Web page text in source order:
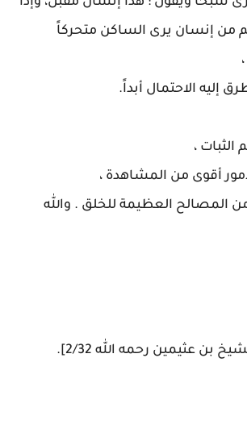
من إنسان يرى الساكن متحركاً
إليه الاحتمال أبداً.
الثبات ،
أقوى من المشاهدة ،
المصالح العظيمة للخلق . والله
بن عثيمين رحمه الله 2/32].